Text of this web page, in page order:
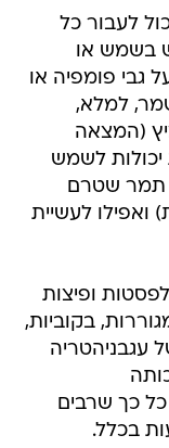
לעבור כל
בשמש או
גבי פומפיה או
למלא,
(המצאה
יכולות לשמש
תמר שטרם
ואפילו לעשיית
ופיצות
בקוביות,
עגבניהטריה
כך שרבים
בכלל.